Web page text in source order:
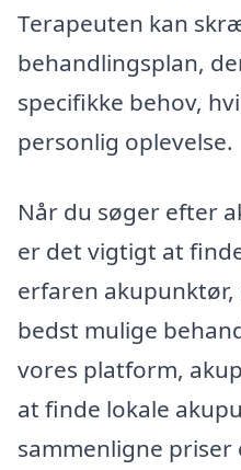
Terapeuten kan
behandlingsplan,
specifikke behov,
personlig oplevelse.
Når du søger efter
er det vigtigt at
erfaren
bedst mulige
vores platform,
at finde lokale
sammenligne priser